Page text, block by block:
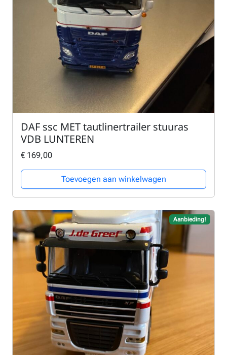
DAF ssc MET tautlinertrailer stuuras
VDB LUNTEREN
€ 169,00
Toevoegen aan winkelwagen
Aanbieding!